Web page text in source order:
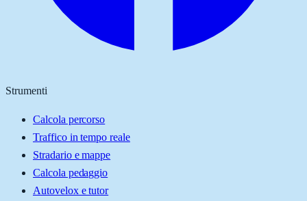
Strumenti
Calcola percorso
Traffico in tempo reale
Stradario e mappe
Calcola pedaggio
Autovelox e tutor